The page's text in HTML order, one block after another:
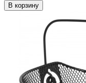
В корзину